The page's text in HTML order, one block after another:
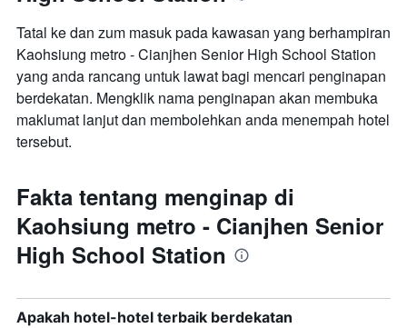
Tatal ke dan zum masuk pada kawasan yang berhampiran
Kaohsiung metro - Cianjhen Senior High School Station
yang anda rancang untuk lawat bagi mencari penginapan
berdekatan. Mengklik nama penginapan akan membuka
maklumat lanjut dan membolehkan anda menempah hotel
tersebut.
Fakta tentang menginap di
Kaohsiung metro - Cianjhen Senior
High School Station
Apakah hotel-hotel terbaik berdekatan